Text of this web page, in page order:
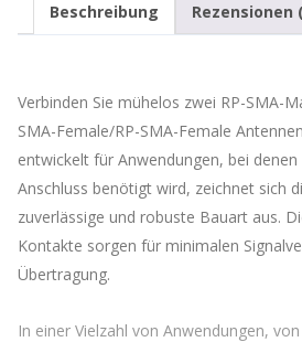
Beschreibung Rezensionen
Verbinden Sie mühelos zwei RP-SMA-
SMA-Female/RP-SMA-Female
entwickelt für Anwendungen, bei
Anschluss benötigt wird, zeichnet sich
zuverlässige und robuste Bauart aus.
Kontakte sorgen für minimalen
Übertragung.
In einer Vielzahl von Anwendungen,